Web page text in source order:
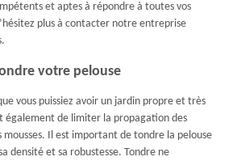
et aptes à répondre à toutes vos
plus à contacter notre entreprise
votre pelouse
vous puissiez avoir un jardin propre et très
également de limiter la propagation des
mousses. Il est important de tondre la pelouse
densité et sa robustesse. Tondre ne